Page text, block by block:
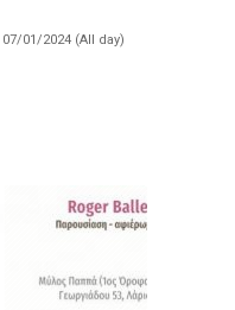
07/01/2024 (All day)